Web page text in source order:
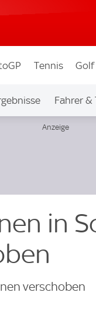
Tennis Golf
Fahrer &
in
verschoben